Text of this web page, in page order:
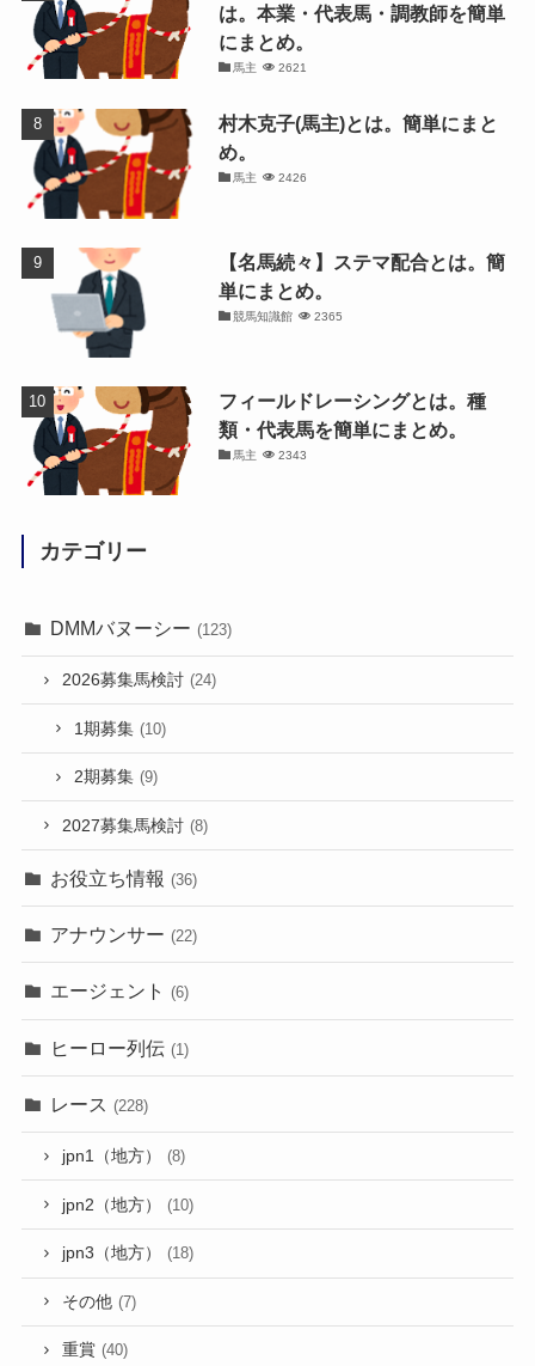
は。本業・代表馬・調教師を簡単
にまとめ。
馬主 2621
村木克子(馬主)とは。簡単にまと
め。
馬主 2426
【名馬続々】ステマ配合とは。簡
単にまとめ。
競馬知識館 2365
フィールドレーシングとは。種
類・代表馬を簡単にまとめ。
馬主 2343
カテゴリー
DMMバヌーシー (123)
2026募集馬検討 (24)
1期募集 (10)
2期募集 (9)
2027募集馬検討 (8)
お役立ち情報 (36)
アナウンサー (22)
エージェント (6)
ヒーロー列伝 (1)
レース (228)
jpn1（地方） (8)
jpn2（地方） (10)
jpn3（地方） (18)
その他 (7)
重賞 (40)